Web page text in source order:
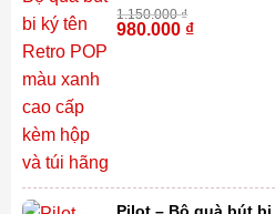
1.150.000₫
980.000 ₫